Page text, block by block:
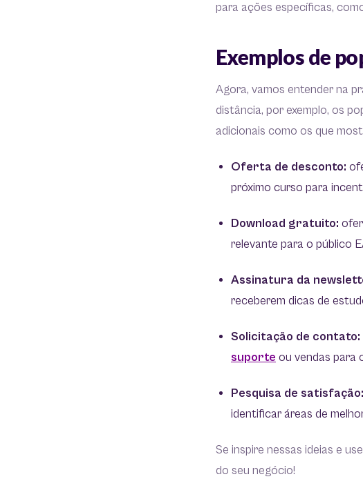
para ações específicas,
Exemplos de
Agora, vamos entender na
distância, por exemplo, os
adicionais como os que
Oferta de desconto:
próximo curso para
Download gratuito:
relevante para o público
Assinatura da
receberem dicas de
Solicitação de contato:
suporte ou vendas para
Pesquisa de satisfação:
identificar áreas de
Se inspire nessas ideias e
do seu negócio!